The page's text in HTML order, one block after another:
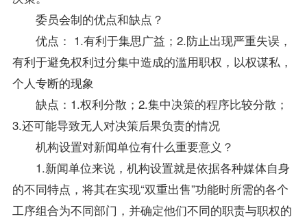
委员会制的优点和缺点？
优点： 1.有利于集思广益；2.防止出现严重失误，
有利于避免权利过分集中造成的滥用职权，以权谋私，
个人专断的现象
缺点：1.权利分散；2.集中决策的程序比较分散；
3.还可能导致无人对决策后果负责的情况
机构设置对新闻单位有什么重要意义？
1.新闻单位来说，机构设置就是依据各种媒体自身
的不同特点，将其在实现“双重出售”功能时所需的各个
工序组合为不同部门，并确定他们不同的职责与职权的